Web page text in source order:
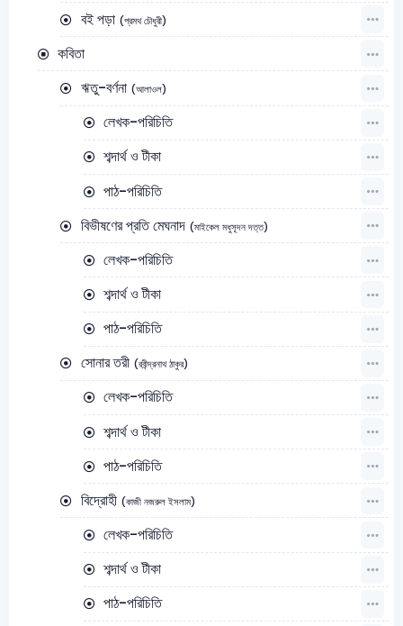
বই পড়া (প্রমথ চৌধুরী)
কবিতা
ঋতু-বৰ্ণনা (আলাওল)
লেখক-পরিচিতি
শব্দার্থ ও টীকা
পাঠ-পরিচিতি
বিভীষণের প্রতি মেঘনাদ (মাইকেল মধুসূদন দত্ত)
লেখক-পরিচিতি
শব্দার্থ ও টীকা
পাঠ-পরিচিতি
সোনার তরী (রবীন্দ্রনাথ ঠাকুর)
লেখক-পরিচিতি
শব্দার্থ ও টীকা
পাঠ-পরিচিতি
বিদ্রোহী (কাজী নজরুল ইসলাম)
লেখক-পরিচিতি
শব্দার্থ ও টীকা
পাঠ-পরিচিতি